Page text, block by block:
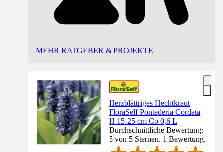
MEHR RATGEBER & PROJEKTE
Herzblättriges Hechtkraut
FloraSelf Pontederia Cordata
H 15-25 cm Co 0,6 L
Durchschnittliche Bewertung:
5 von 5 Sternen. 1 Bewertung.